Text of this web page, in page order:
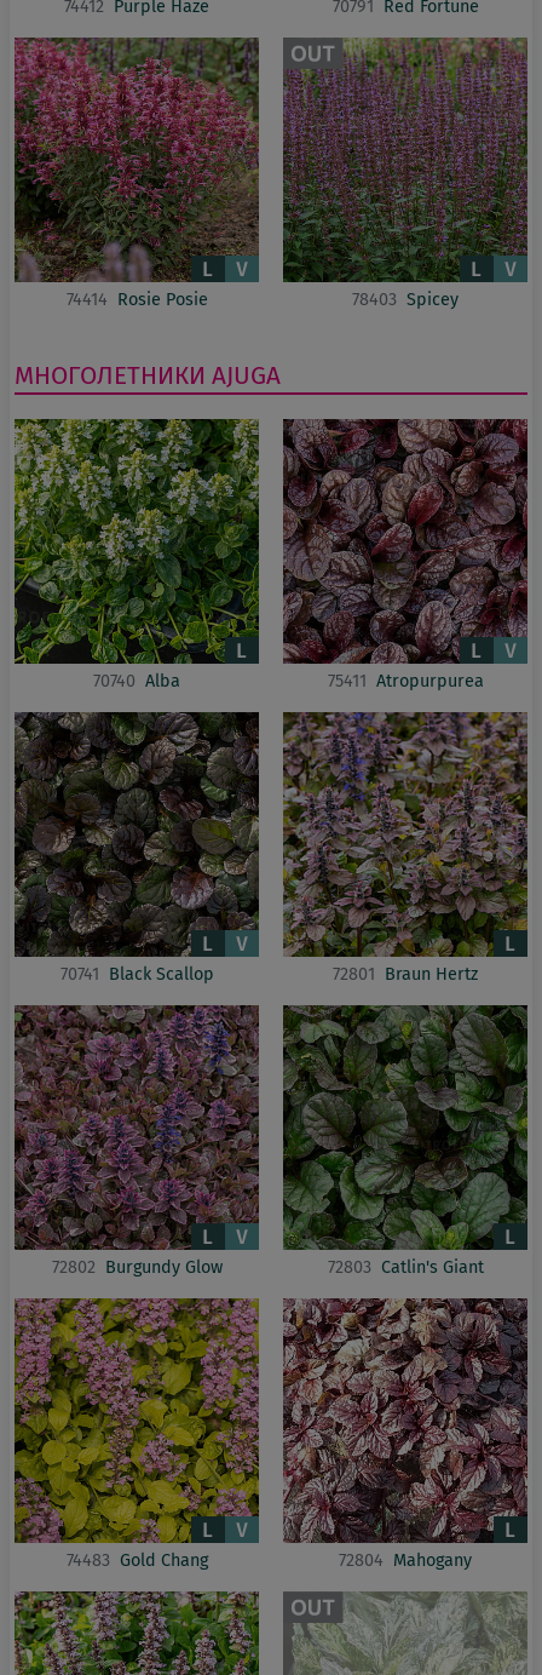
74412 Purple Haze 70791 Red Fortune
74414 Rosie Posie 78403 Spicey
МНОГОЛЕТНИКИ AJUGA
70740 Alba 75411 Atropurpurea
70741 Black Scallop 72801 Braun Hertz
72802 Burgundy Glow 72803 Catlin's Giant
74483 Gold Chang 72804 Mahogany